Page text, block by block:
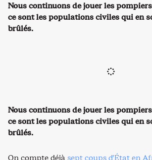
Nous continuons de jouer les
ce sont les populations civiles qui en
brûlés.
Nous continuons de jouer les
ce sont les populations civiles qui en
brûlés.
On compte déjàsept coups d’État en